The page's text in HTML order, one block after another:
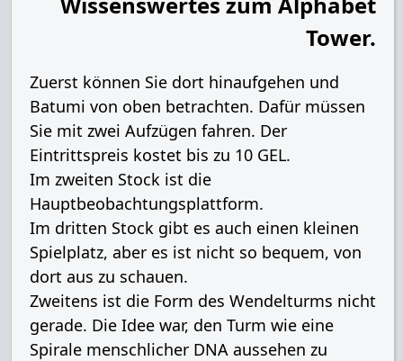
Tower.
Zuerst können Sie dort hinaufgehen und
Batumi von oben betrachten. Dafür müssen
Sie mit zwei Aufzügen fahren. Der
Eintrittspreis kostet bis zu 10 GEL.
Im zweiten Stock ist die
Hauptbeobachtungsplattform.
Im dritten Stock gibt es auch einen kleinen
Spielplatz, aber es ist nicht so bequem, von
dort aus zu schauen.
Zweitens ist die Form des Wendelturms nicht
gerade. Die Idee war, den Turm wie eine
Spirale menschlicher DNA aussehen zu